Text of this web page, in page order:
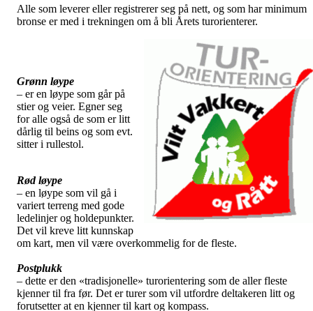
Alle som leverer eller registrerer seg på nett, og som har minimum
bronse er med i trekningen om å bli Årets turorienterer.
Grønn løype
– er en løype som går på
stier og veier. Egner seg
for alle også de som er litt
dårlig til beins og som evt.
sitter i rullestol.
Rød løype
– en løype som vil gå i
variert terreng med gode
ledelinjer og holdepunkter.
Det vil kreve litt kunnskap
om kart, men vil være overkommelig for de fleste.
Postplukk
– dette er den «tradisjonelle» turorientering som de aller fleste
kjenner til fra før. Det er turer som vil utfordre deltakeren litt og
forutsetter at en kjenner til kart og kompass.